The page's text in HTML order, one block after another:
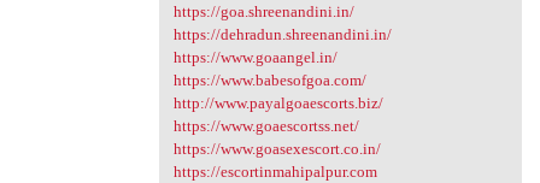
https://goa.shreenandini.in/
https://dehradun.shreenandini.in/
https://www.goaangel.in/
https://www.babesofgoa.com/
http://www.payalgoaescorts.biz/
https://www.goaescortss.net/
https://www.goasexescort.co.in/
https://escortinmahipalpur.com